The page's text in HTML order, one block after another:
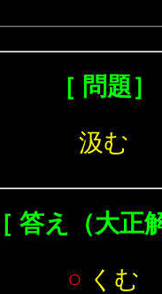
［ 問題］
汲む
［ 答え（大正
○ くむ